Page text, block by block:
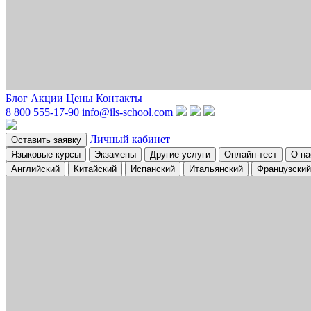
Блог Акции Цены Контакты
8 800 555-17-90 info@ils-school.com
Оставить заявку Личный кабинет
Языковые курсы Экзамены Другие услуги Онлайн-тест
О
Английский
Китайский Испанский Итальянский Французский